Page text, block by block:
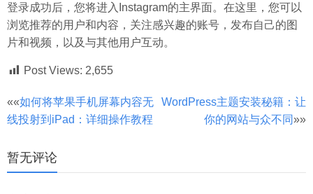
登录成功后，您将进入Instagram的主界面。在这里，您可以
浏览推荐的用户和内容，关注感兴趣的账号，发布自己的图
片和视频，以及与其他用户互动。
Post Views: 2,655
文
章
分
页
««如何将苹果手机屏幕内容无
线投射到iPad：详细操作教程
WordPress主题安装秘籍：让
你的网站与众不同»»
暂无评论